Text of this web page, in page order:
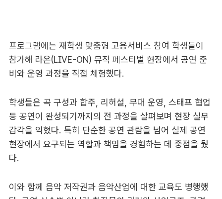
프로그램에는 재학생 맞춤형 고용서비스 참여 학생들이
참가해 라온(LIVE-ON) 뮤직 페스티벌 현장에서 공연 준
비와 운영 과정을 직접 체험했다.
학생들은 곡 구성과 합주, 리허설, 무대 운영, 스태프 협업
등 공연이 완성되기까지의 전 과정을 살펴보며 현장 실무
감각을 익혔다. 특히 단순한 공연 관람을 넘어 실제 공연
현장에서 요구되는 역할과 책임을 경험하는 데 중점을 뒀
다.
이와 함께 음악 저작권과 음악산업에 대한 교육도 병행했